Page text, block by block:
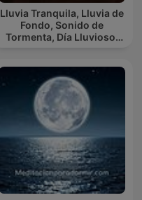
Lluvia Tranquila, Lluvia de
Fondo, Sonido de
Tormenta, Día Lluvioso,